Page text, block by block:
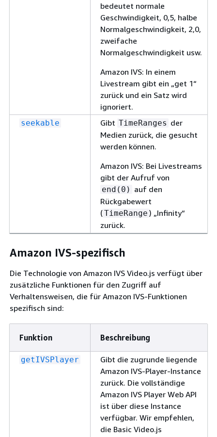
bedeutet normale
Geschwindigkeit, 0,5, halbe
Normalgeschwindigkeit, 2,0,
zweifache
Normalgeschwindigkeit usw.
Amazon IVS: In einem
Livestream gibt ein „get 1“
zurück und ein Satz wird
ignoriert.
seekable Gibt TimeRanges der
Medien zurück, die gesucht
werden können.
Amazon IVS: Bei Livestreams
gibt der Aufruf von
end(0) auf den
Rückgabewert
(TimeRange ) „Infinity“
zurück.
Amazon IVS-spezifisch
Die Technologie von Amazon IVS Video.js verfügt über
zusätzliche Funktionen für den Zugriff auf
Verhaltensweisen, die für Amazon IVS-Funktionen
spezifisch sind:
Funktion Beschreibung
getIVSPlayer
Gibt die zugrunde liegende
Amazon IVS-Player-Instance
zurück. Die vollständige
Amazon IVS Player Web API
ist über diese Instance
verfügbar. Wir empfehlen,
die Basic Video.js